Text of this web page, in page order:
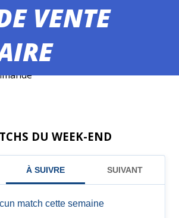
VENTE
et votre participation.
DU WEEK-END